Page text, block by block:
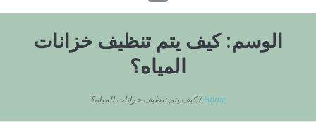
الوسم:كيف يتم تنظيف خزانات
المياه؟
Home
/كيف يتم تنظيف خزانات المياه؟